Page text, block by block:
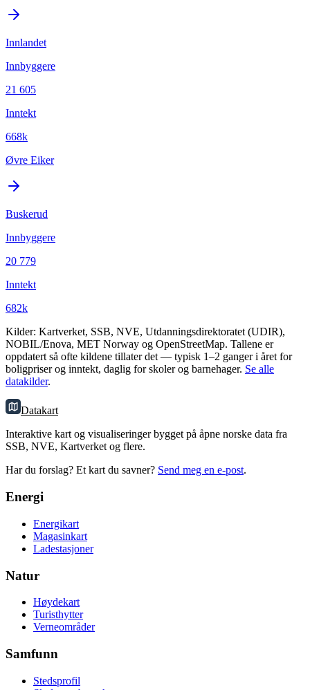
Innlandet
Innbyggere
21 605
Inntekt
668k
Øvre Eiker
Buskerud
Innbyggere
20 779
Inntekt
682k
Kilder: Kartverket, SSB, NVE, Utdanningsdirektoratet (UDIR),
NOBIL/Enova, MET Norway og OpenStreetMap. Tallene er
oppdatert så ofte kildene tillater det — typisk 1–2 ganger i året for
boligpriser og inntekt, daglig for skoler og barnehager. Se alle
datakilder.
Datakart
Interaktive kart og visualiseringer bygget på åpne norske data fra
SSB, NVE, Kartverket og flere.
Har du forslag? Et kart du savner? Send meg en e-post.
Energi
Energikart
Magasinkart
Ladestasjoner
Natur
Høydekart
Turisthytter
Verneområder
Samfunn
Stedsprofil